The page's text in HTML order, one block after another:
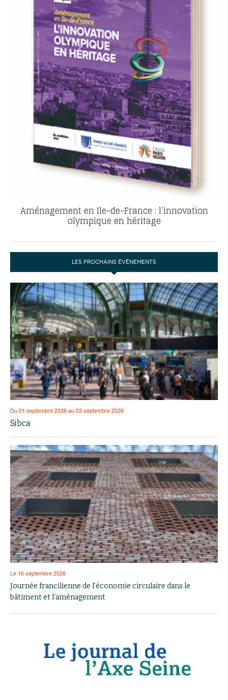
Aménagement en Ile-de-France : l’innovation
olympique en héritage
LES PROCHAINS ÉVÉNEMENTS
Du 01 septembre 2026 au 03 septembre 2026
Sibca
Le 16 septembre 2026
Journée francilienne de l’économie circulaire dans le
bâtiment et l’aménagement